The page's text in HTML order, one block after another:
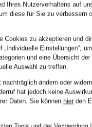
Ihres Nutzerverhaltens auf
diese für Sie zu verbessern
Cookies zu akzeptieren und
Einstellungen“,
und eine Übersicht
Auswahl zu treffen.
ändern oder
hat jedoch keine
Daten. Sie können hier den